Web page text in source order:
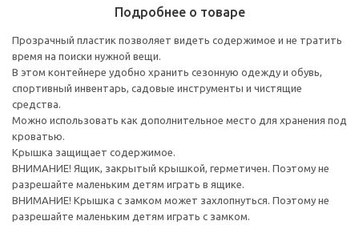
Подробнее о товаре
Прозрачный пластик позволяет видеть содержимое и не тратить
время на поиски нужной вещи.
В этом контейнере удобно хранить сезонную одежду и обувь,
спортивный инвентарь, садовые инструменты и чистящие
средства.
Можно использовать как дополнительное место для хранения под
кроватью.
Крышка защищает содержимое.
ВНИМАНИЕ! Ящик, закрытый крышкой, герметичен. Поэтому не
разрешайте маленьким детям играть в ящике.
ВНИМАНИЕ! Крышка с замком может захлопнуться. Поэтому не
разрешайте маленьким детям играть с замком.